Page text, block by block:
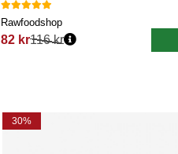
Rawfoodshop
82 kr
Vanlig pris:
116 kr
30%